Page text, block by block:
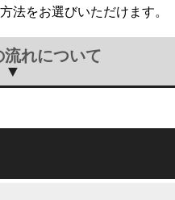
法をお選びいただけます。
れについて